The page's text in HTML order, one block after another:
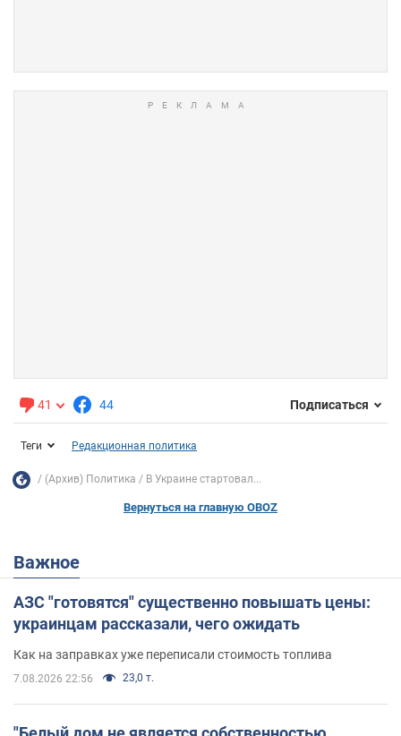
41 44 Подписаться
Теги Редакционная политика
(Архив) Политика В Украине стартовал...
Вернуться на главную OBOZ
Важное
АЗС "готовятся" существенно повышать цены:
украинцам рассказали, чего ожидать
Как на заправках уже переписали стоимость топлива
7.08.2026 22:56 23,0 т.